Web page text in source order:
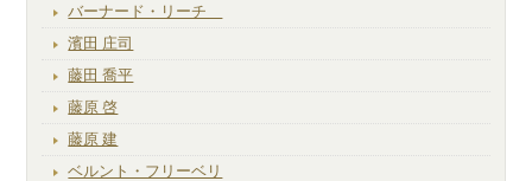
バーナード・リーチ
濱田 庄司
藤田 喬平
藤原 啓
藤原 建
ベルント・フリーベリ